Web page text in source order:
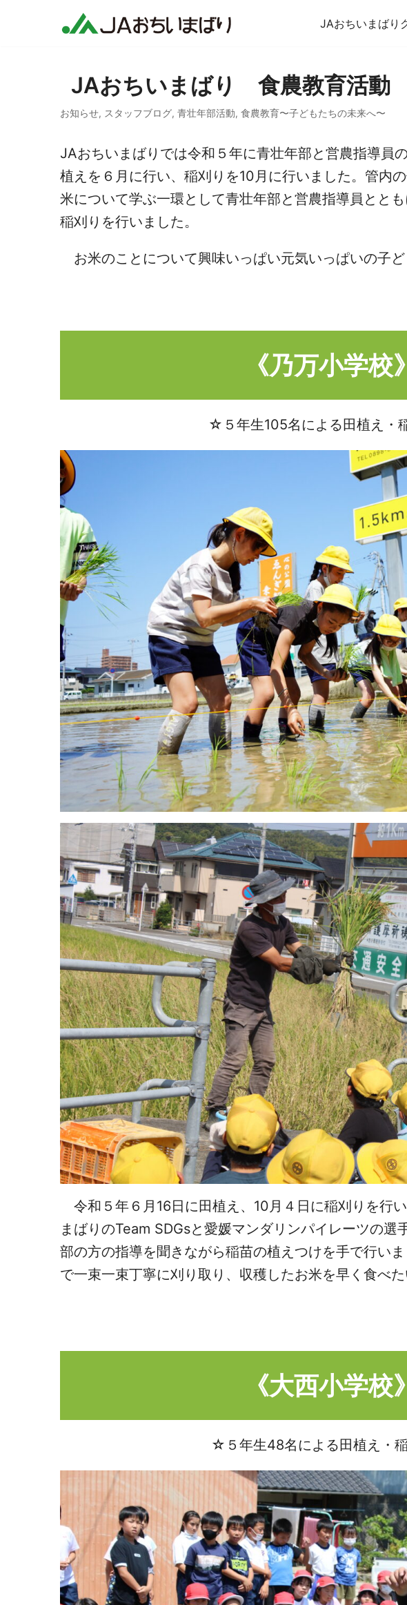
JAおちいまばり
JAおちいまばり 食農教育活動
お知らせ, スタッフブログ, 青壮年部活動, 食農教育〜子どもたちの未来へ〜
JAおちいまばりでは令和５年に青壮年部と営農指導員
植えを６月に行い、稲刈りを10月に行いました。管内
米について学ぶ一環として青壮年部と営農指導員とと
稲刈りを行いました。
お米のことについて興味いっぱい元気いっぱいの子ど
《乃万小学校》
☆５年生105名による田植え・
令和５年６月16日に田植え、10月４日に稲刈りを行
まばりのTeam SDGsと愛媛マンダリンパイレーツの選
部の方の指導を聞きながら稲苗の植えつけを手で行い
で一束一束丁寧に刈り取り、収穫したお米を早く食べた
《大西小学校》
☆５年生48名による田植え・